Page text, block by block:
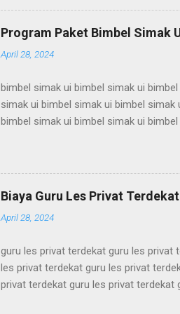
bandung les privat bandung les privat
les privat bandung les privat bandung
bandung les privat bandung les privat
Program Paket Bimbel Simak
April 28, 2024
bimbel simak ui bimbel simak ui
simak ui bimbel simak ui bimbel
bimbel simak ui bimbel simak ui
bimbel simak ui bimbel simak ui
simak ui bimbel simak ui bimbel
bimbel simak ui bimbel simak ui
simak ui bimbel simak ui bimbel
Biaya Guru Les Privat
April 28, 2024
guru les privat terdekat guru les privat
les privat terdekat guru les privat
privat terdekat guru les privat